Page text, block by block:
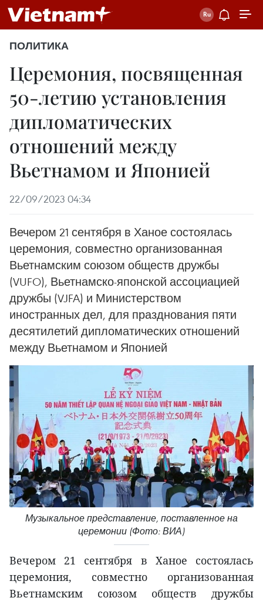
ПОЛИТИКА
Церемония, посвященная
50-летию установления
дипломатических
отношений между
Вьетнамом и Японией
22/09/2023 04:34
Вечером 21 сентября в Ханое состоялась
церемония, совместно организованная
Вьетнамским союзом обществ дружбы
(VUFO), Вьетнамско-японской ассоциацией
дружбы (VJFA) и Министерством
иностранных дел, для празднования пяти
десятилетий дипломатических отношений
между Вьетнамом и Японией
Музыкальное представление, поставленное на
церемонии (Фото: ВИА)
Вечером 21 сентября в Ханое состоялась
церемония, совместно организованная
Вьетнамским союзом обществ дружбы